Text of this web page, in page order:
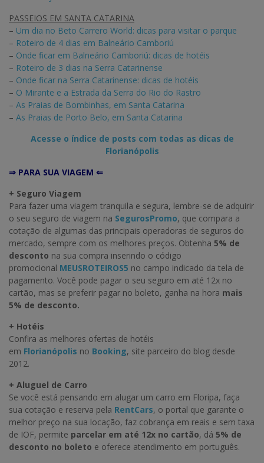
PASSEIOS EM SANTA CATARINA
– Um dia no Beto Carrero World: dicas para visitar o parque
– Roteiro de 4 dias em Balneário Camboriú
– Onde ficar em Balneário Camboriú: dicas de hotéis
– Roteiro de 3 dias na Serra Catarinense
– Onde ficar na Serra Catarinense: dicas de hotéis
– O Mirante e a Estrada da Serra do Rio do Rastro
– As Praias de Bombinhas, em Santa Catarina
– As Praias de Porto Belo, em Santa Catarina
Acesse o índice de posts com todas as dicas de
Florianópolis
⇒ PARA SUA VIAGEM ⇐
+ Seguro Viagem
Para fazer uma viagem tranquila e segura, lembre-se de adquirir
o seu seguro de viagem na SegurosPromo, que compara a
cotação de algumas das principais operadoras de seguros do
mercado, sempre com os melhores preços. Obtenha 5% de
desconto na sua compra inserindo o código
promocional MEUSROTEIROS5 no campo indicado da tela de
pagamento. Você pode pagar o seu seguro em até 12x no
cartão, mas se preferir pagar no boleto, ganha na hora mais
5% de desconto.
+ Hotéis
Confira as melhores ofertas de hotéis
em Florianópolis no Booking, site parceiro do blog desde
2012.
+ Aluguel de Carro
Se você está pensando em alugar um carro em Floripa, faça
sua cotação e reserva pela RentCars, o portal que garante o
melhor preço na sua locação, faz cobrança em reais e sem taxa
de IOF, permite parcelar em até 12x no cartão, dá 5% de
desconto no boleto e oferece atendimento em português.